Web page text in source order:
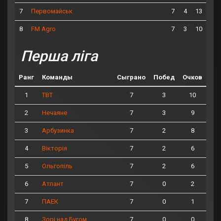
7 Первомайськ 7 4 13
8 FM Agro 7 3 10
Перша ліга
Ранг Команды Сыграно Побед Очков
1 ТВТ 7 3 10
2 Нечаяне 7 3 9
3 Арбузинка 7 2 8
4 Вікторія 7 2 6
5 Ольгопіль 7 2 6
6 Атлант 7 0 2
7 ПАЕК 7 0 1
8 Зорі над Бугом 7 0 0